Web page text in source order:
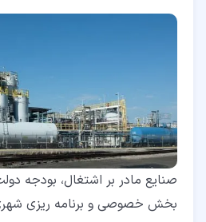
صنایع مادر بر اشتغال، بودجه
بخش خصوصی و برنامه ریزی